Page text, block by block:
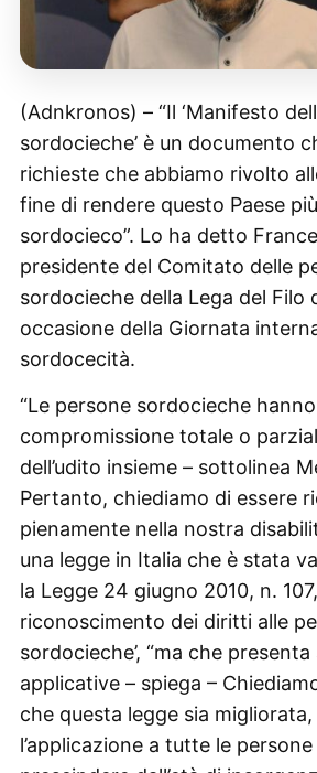
(Adnkronos) – “Il ‘Manifesto
sordocieche’ è un documento
richieste che abbiamo rivolto
fine di rendere questo Paese
sordocieco”. Lo ha detto
presidente del Comitato delle
sordocieche della Lega del Filo
occasione della Giornata
sordocecità.
“Le persone sordocieche
compromissione totale o
dell’udito insieme – sottolinea
Pertanto, chiediamo di essere
pienamente nella nostra
una legge in Italia che è stata
la Legge 24 giugno 2010, n.
riconoscimento dei diritti alle
sordocieche’, “ma che
applicative – spiega –
che questa legge sia
l’applicazione a tutte le